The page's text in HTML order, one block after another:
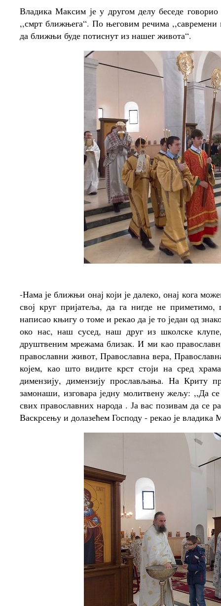
Владика Максим је у другом делу беседе
,,смрт ближњега“. По његовим речима ,,савремени
да ближњи буде потиснут из нашег живота“.
-Нама је ближњи онај који је далеко, онај кога
свој круг пријатеља, да га нигде не
написао књигу о томе и рекао да је то један од
око нас, наш сусед, наш друг из школске
друштвеним мрежама близак. И ми као
православни живот, Православна вера,
којем, као што видите крст стоји на сред
димензију, димензију прослављања. На Криту
замонаши, изговара једну молитвену жељу: ,,Да
свих православних народа . Ја вас позивам да се
Васкрсењу и долазећем Господу - рекао је владика